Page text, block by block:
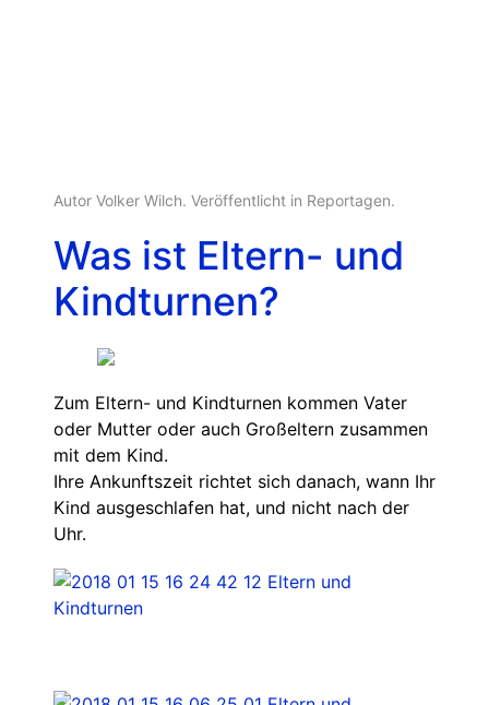
Autor Volker Wilch. Veröffentlicht in Reportagen.
Was ist Eltern- und
Kindturnen?
Zum Eltern- und Kindturnen kommen Vater
oder Mutter oder auch Großeltern zusammen
mit dem Kind.
Ihre Ankunftszeit richtet sich danach, wann Ihr
Kind ausgeschlafen hat, und nicht nach der
Uhr.